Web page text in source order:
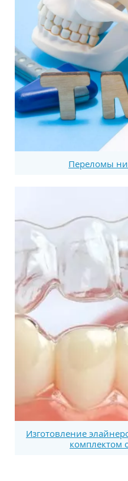
Переломы
Изготовление
комплектом